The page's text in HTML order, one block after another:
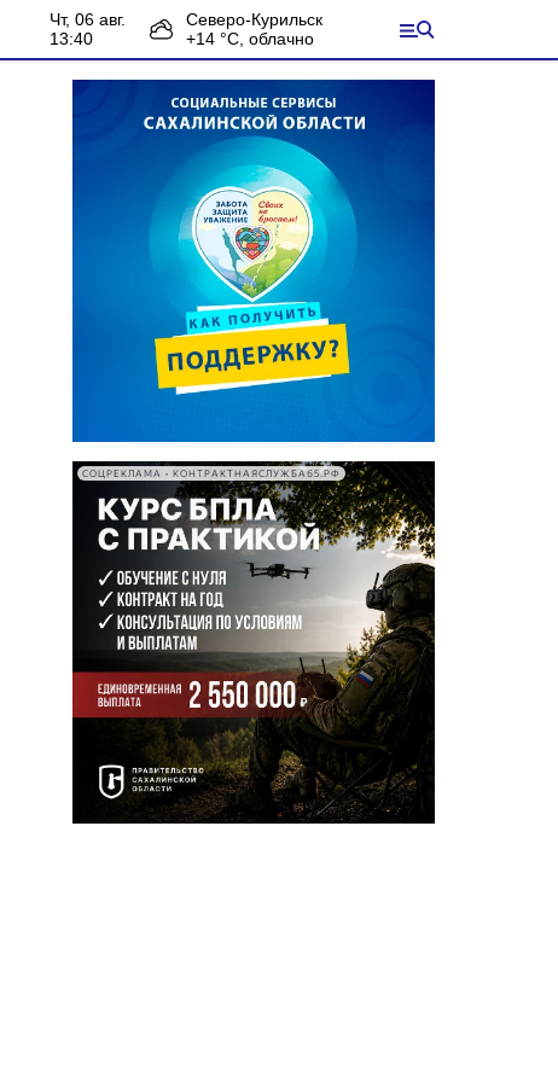
чт, 06 авг.
13:40
Северо-Курильск
+14 °С, облачно
СОЦРЕКЛАМА • КОНТРАКТНАЯСЛУЖБА65.РФ